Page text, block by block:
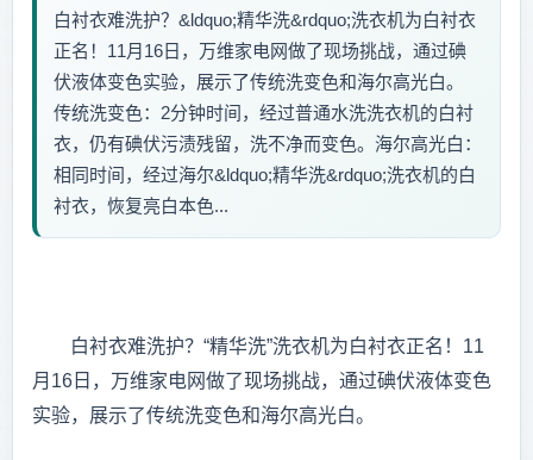
白衬衣难洗护？&ldquo;精华洗&rdquo;洗衣机为白衬衣
正名！11月16日，万维家电网做了现场挑战，通过碘
伏液体变色实验，展示了传统洗变色和海尔高光白。
传统洗变色：2分钟时间，经过普通水洗洗衣机的白衬
衣，仍有碘伏污渍残留，洗不净而变色。海尔高光白：
相同时间，经过海尔&ldquo;精华洗&rdquo;洗衣机的白
衬衣，恢复亮白本色...
白衬衣难洗护？“精华洗”洗衣机为白衬衣正名！11
月16日，万维家电网做了现场挑战，通过碘伏液体变色
实验，展示了传统洗变色和海尔高光白。